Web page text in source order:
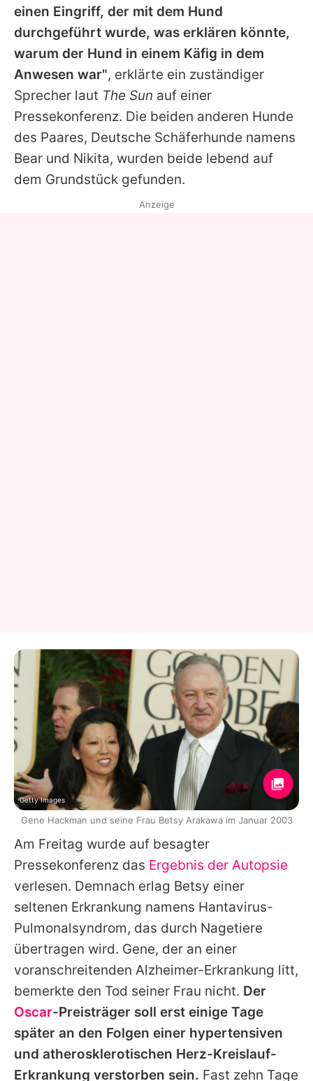
einen Eingriff, der mit dem Hund
durchgeführt wurde, was erklären könnte,
warum der Hund in einem Käfig in dem
Anwesen war", erklärte ein zuständiger
Sprecher laut The Sun auf einer
Pressekonferenz. Die beiden anderen Hunde
des Paares, Deutsche Schäferhunde namens
Bear und Nikita, wurden beide lebend auf
dem Grundstück gefunden.
Am Freitag wurde auf besagter
Pressekonferenz das Ergebnis der Autopsie
verlesen. Demnach erlag Betsy einer
seltenen Erkrankung namens Hantavirus-
Pulmonalsyndrom, das durch Nagetiere
übertragen wird. Gene, der an einer
voranschreitenden Alzheimer-Erkrankung litt,
bemerkte den Tod seiner Frau nicht. Der
Oscar-Preisträger soll erst einige Tage
später an den Folgen einer hypertensiven
und atherosklerotischen Herz-Kreislauf-
Erkrankung verstorben sein. Fast zehn Tage
Anzeige
Getty Images
Gene Hackman und seine Frau Betsy Arakawa im Januar 2003